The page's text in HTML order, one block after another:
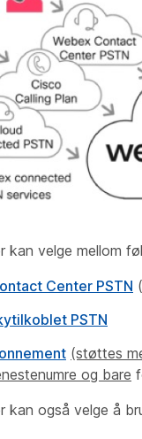
kan velge mellom
Center PSTN (
PSTN
(støttes
og bare
kan også velge å